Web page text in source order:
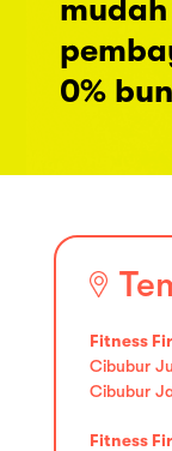
mudah
0%
Fitness
Cibubur
Cibubur
Fitness